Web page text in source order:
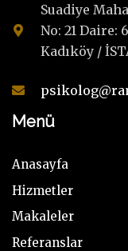
Suadiye
No: 21 Daire: 6
Kadıköy /
Menü
Anasayfa
Hizmetler
Makaleler
Referanslar